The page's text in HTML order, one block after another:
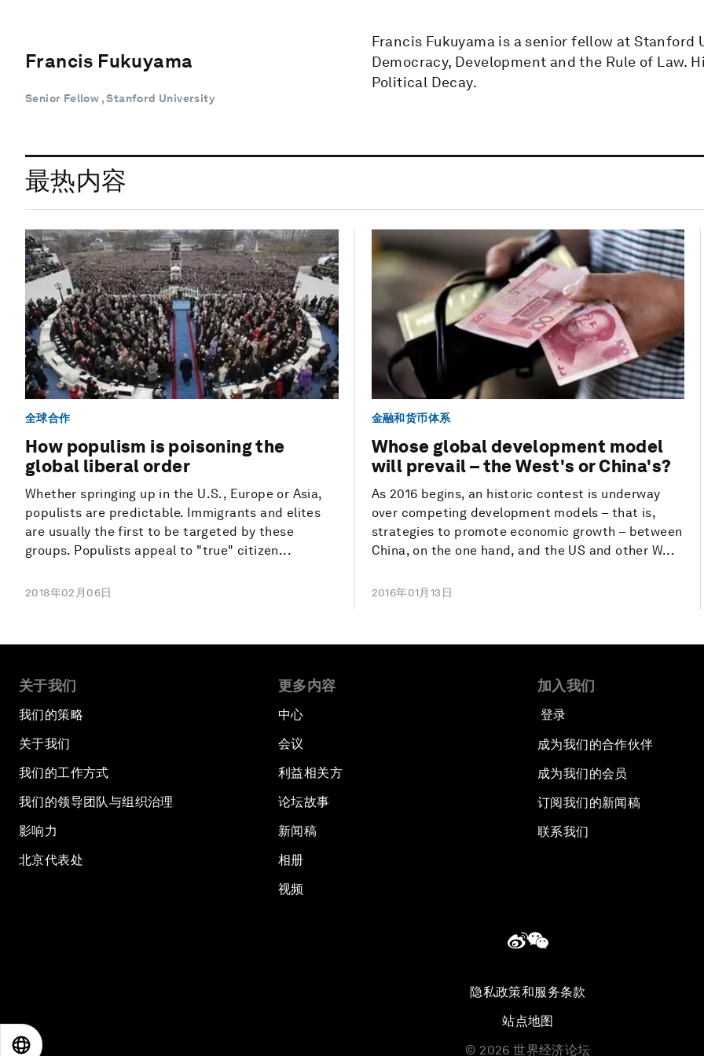
Francis Fukuyama
Senior Fellow , Stanford University
Francis Fukuyama is a senior fellow at
Democracy, Development and the Rule of Law.
Political Decay.
最热内容
全球合作
How populism is poisoning the
global liberal order
Whether springing up in the U.S., Europe or Asia,
populists are predictable. Immigrants and elites
are usually the first to be targeted by these
groups. Populists appeal to "true" citizen...
2018年02月06日
金融和货币体系
Whose global development model
will prevail – the West's or China's?
As 2016 begins, an historic contest is underway
over competing development models – that is,
strategies to promote economic growth – between
China, on the one hand, and the US and other W...
2016年01月13日
关于我们
我们的策略
关于我们
我们的工作方式
我们的领导团队与组织治理
影响力
北京代表处
更多内容
中心
会议
利益相关方
论坛故事
新闻稿
相册
视频
加入我们
登录
成为我们的合作伙伴
成为我们的会员
订阅我们的新闻稿
联系我们
隐私政策和服务条款
站点地图
© 2026 世界经济论坛